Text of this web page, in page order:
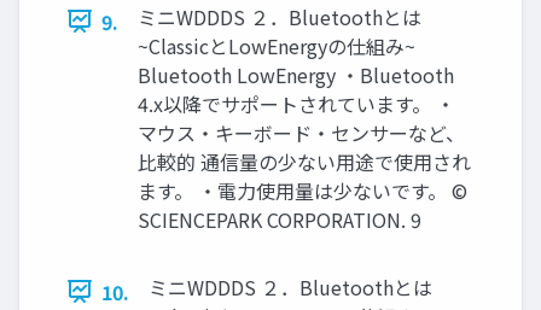
9.
ミニWDDDS ２．Bluetoothとは
~ClassicとLowEnergyの仕組み~
Bluetooth LowEnergy ・Bluetooth
4.x以降でサポートされています。 ・
マウス・キーボード・センサーなど、
比較的 通信量の少ない用途で使用され
ます。 ・電力使用量は少ないです。 ©
SCIENCEPARK CORPORATION. 9
10.
ミニWDDDS ２．Bluetoothとは